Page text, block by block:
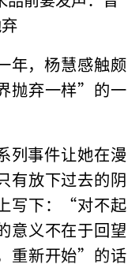
年，杨慧感触颇
抛弃一样”的一
列事件让她在漫
有放下过去的阴
写下：“对不起
意义不在于回望
重新开始”的话